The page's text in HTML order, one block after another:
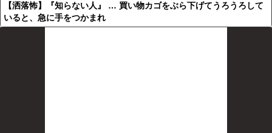
【洒落怖】『知らない人』 … 買い物カゴをぶら下げてうろうろして
いると、急に手をつかまれ